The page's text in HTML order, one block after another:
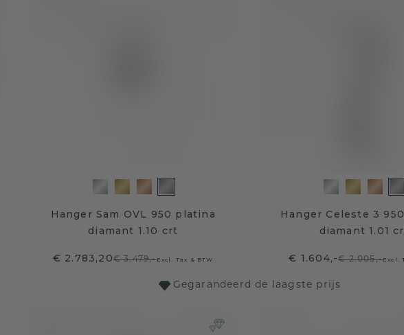
Hanger Sam OVL 950 platina
diamant 1.10 crt
€ 2.783,20€ 3.479,-Excl. Tax & BTW
Hanger Celeste 3
diamant 1.01
€ 1.604,-€ 2.005,-Excl.
Gegarandeerd de laagste prijs